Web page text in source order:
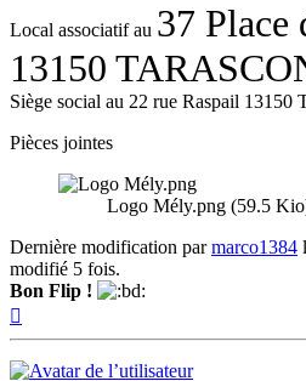
Local associatif au 37 Place
13150
Siège social au 22 rue Raspail 13150
Pièces jointes
Logo Mély.png (59.5
Dernière modification parmarco1384
modifié 5 fois.
Bon Flip !